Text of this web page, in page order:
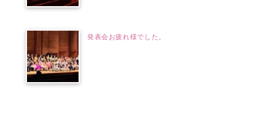
発表会お疲れ様でした。